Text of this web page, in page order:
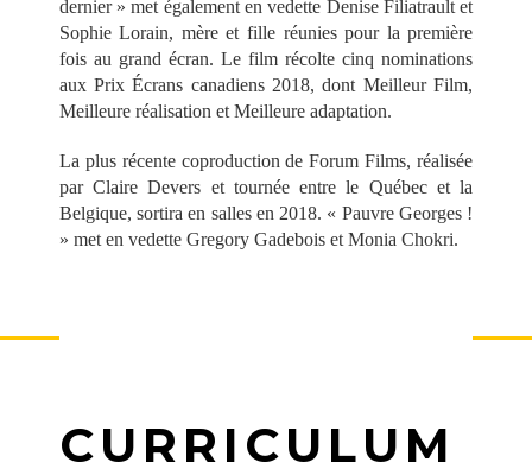
dernier » met également en vedette Denise Filiatrault et
Sophie Lorain, mère et fille réunies pour la première
fois au grand écran. Le film récolte cinq nominations
aux Prix Écrans canadiens 2018, dont Meilleur Film,
Meilleure réalisation et Meilleure adaptation.
La plus récente coproduction de Forum Films, réalisée
par Claire Devers et tournée entre le Québec et la
Belgique, sortira en salles en 2018. « Pauvre Georges !
» met en vedette Gregory Gadebois et Monia Chokri.
CURRICULUM